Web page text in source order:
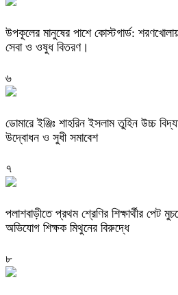
উপকূলের মানুষের পাশে কোস্টগার্ড:
সেবা ও ওষুধ বিতরণ।
৬
ডোমারে ইঞ্জিঃ শাহরিন ইসলাম তুহিন উচ্চ
উদ্বোধন ও সুধী সমাবেশ
৭
পলাশবাড়ীতে প্রথম শ্রেণির শিক্ষার্থীর পেট
অভিযোগ শিক্ষক মিথুনের বিরুদ্ধে
৮